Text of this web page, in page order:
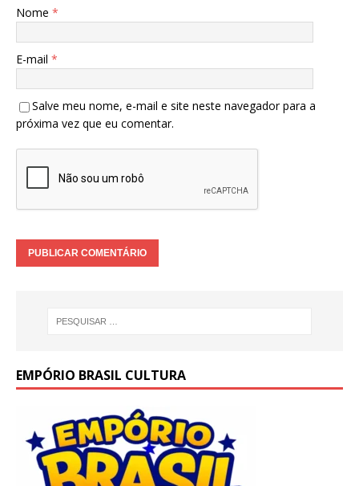
Nome *
E-mail *
Salve meu nome, e-mail e site neste navegador para a
próxima vez que eu comentar.
EMPÓRIO BRASIL CULTURA